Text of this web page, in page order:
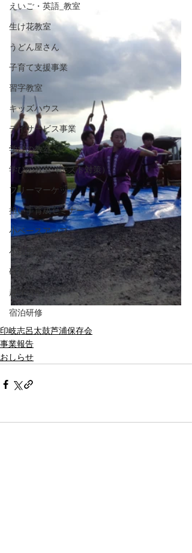
えいご・英語_教室
生け花教室
うどん屋さん
子育て支援事業
習字教室
キッズハウス
デイサービス事業
学びの教室
学びの教室（テスト対策）
フリーマーケット
担い手育成セミナー
小ベースアップ
小自主活
研修
趣味講座
宿泊研修
印岐志呂太鼓芦浦保存会
事業報告
おしらせ